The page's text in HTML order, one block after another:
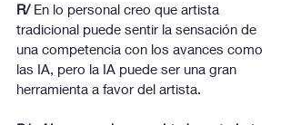
R/ En lo personal creo que artista
tradicional puede sentir la sensación de
una competencia con los avances como
las IA, pero la IA puede ser una gran
herramienta a favor del artista.